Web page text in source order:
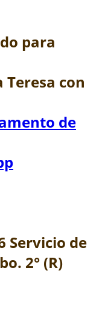
para
Teresa con
Servicio de
2° (R)